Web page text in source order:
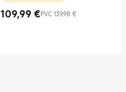
109,99 €
Current Price €109.99
PVC 139,98 €
Prix de vente 139,98 €